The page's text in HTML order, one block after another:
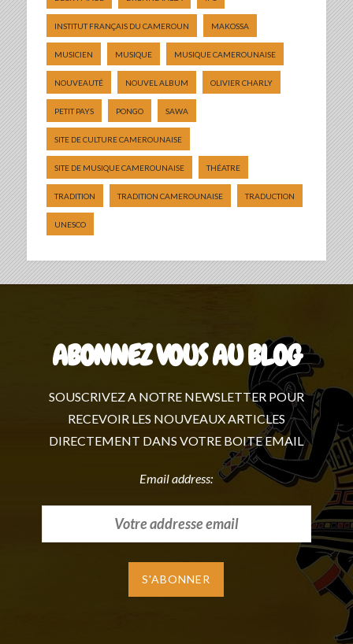
INSTITUT FRANÇAIS DU CAMEROUN MAKOSSA
MUSICIEN MUSIQUE MUSIQUE CAMEROUNAISE
NOUVEAUTÉ NOUVEL ALBUM OLIVIER CHARLY
PETIT PAYS PONGO SAWA
SITE DE CULTURE CAMEROUNAISE
SITE DE MUSIQUE CAMEROUNAISE THÉATRE
TRADITION TRADITION CAMEROUNAISE TRADUCTION
UNESCO
ABONNEZ VOUS AU BLOG
SOUSCRIVEZ A NOTRE NEWSLETTER POUR
RECEVOIR LES NOUVEAUX ARTICLES
DIRECTEMENT DANS VOTRE BOITE EMAIL
Email address: